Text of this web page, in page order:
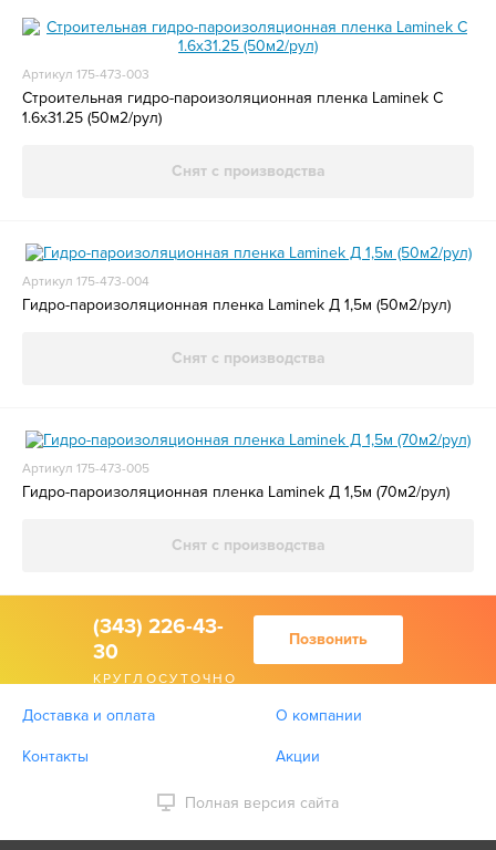
Артикул 175-473-003
Строительная гидро-пароизоляционная пленка Laminek C
1.6x31.25 (50м2/рул)
Снят с производства
Артикул 175-473-004
Гидро-пароизоляционная пленка Laminek Д 1,5м (50м2/рул)
Снят с производства
Артикул 175-473-005
Гидро-пароизоляционная пленка Laminek Д 1,5м (70м2/рул)
Снят с производства
(343) 226-43-
30
КРУГЛОСУТОЧНО
Позвонить
Доставка и оплата О компании
Контакты Акции
Полная версия сайта